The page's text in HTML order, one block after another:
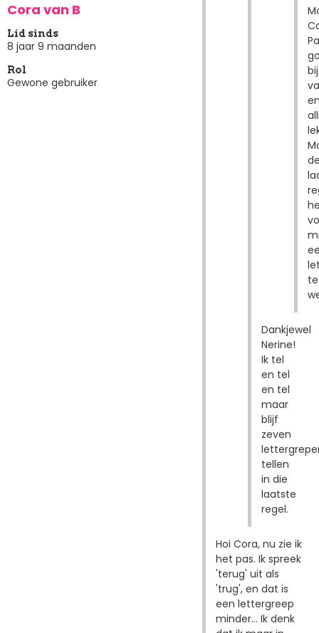
Cora van B
Lid sinds
8 jaar 9 maanden
Rol
Gewone gebruiker
bij
te
Dankjewel
Nerine!
Ik tel
en tel
en tel
maar
blijf
zeven
tellen
in die
laatste
regel.
Hoi Cora, nu zie ik
het pas. Ik spreek
'terug' uit als
'trug', en dat is
een lettergreep
minder... Ik denk